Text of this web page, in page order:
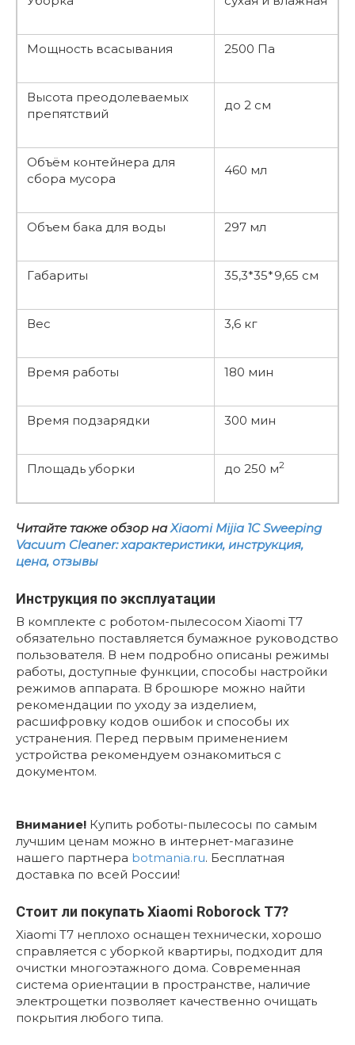
Мощность всасывания 2500 Па
Высота преодолеваемых
препятствий
до 2 см
Объём контейнера для
сбора мусора
460 мл
Объем бака для воды 297 мл
Габариты 35,3*35*9,65 см
Вес 3,6 кг
Время работы 180 мин
Время подзарядки 300 мин
Площадь уборки до 250 м2
Читайте также обзор наXiaomi Mijia 1C Sweeping
Vacuum Cleaner: характеристики, инструкция,
цена, отзывы
Инструкция по эксплуатации
В комплекте с роботом-пылесосом Xiaomi T7
обязательно поставляется бумажное руководство
пользователя. В нем подробно описаны режимы
работы, доступные функции, способы настройки
режимов аппарата. В брошюре можно найти
рекомендации по уходу за изделием,
расшифровку кодов ошибок и способы их
устранения. Перед первым применением
устройства рекомендуем ознакомиться с
документом.
Внимание! Купить роботы-пылесосы по самым
лучшим ценам можно в интернет-магазине
нашего партнера botmania.ru. Бесплатная
доставка по всей России!
Стоит ли покупать Xiaomi Roborock T7?
Xiaomi T7 неплохо оснащен технически, хорошо
справляется с уборкой квартиры, подходит для
очистки многоэтажного дома. Современная
система ориентации в пространстве, наличие
электрощетки позволяет качественно очищать
покрытия любого типа.